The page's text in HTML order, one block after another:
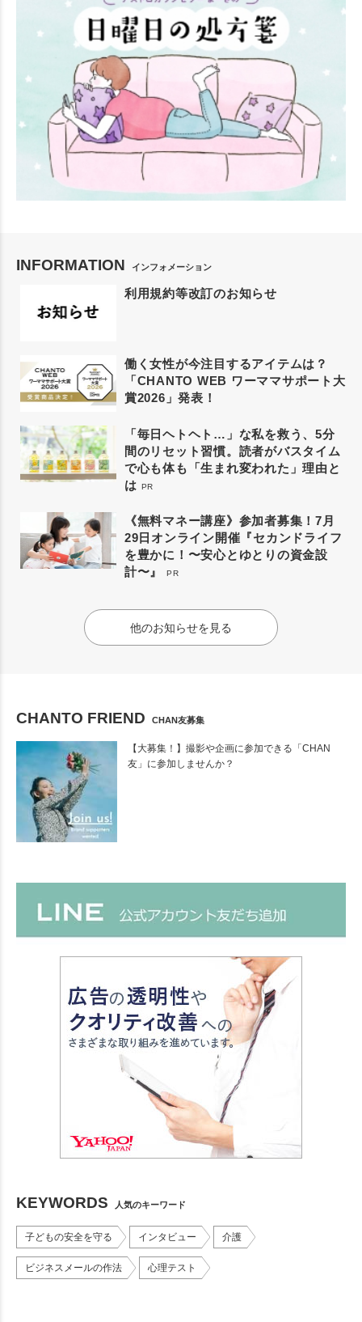
INFORMATION インフォメーション
利用規約等改訂のお知らせ
働く女性が今注目するアイテムは？
「CHANTO WEB ワーママサポート大
賞2026」発表！
「毎日ヘトヘト…」な私を救う、5分
間のリセット習慣。読者がバスタイム
で心も体も「生まれ変われた」理由と
は PR
《無料マネー講座》参加者募集！7月
29日オンライン開催『セカンドライフ
を豊かに！〜安心とゆとりの資金設
計〜』
PR
他のお知らせを見る
CHANTO FRIEND CHAN友募集
【大募集！】撮影や企画に参加できる「CHAN
友」に参加しませんか？
KEYWORDS 人気のキーワード
子どもの安全を守る インタビュー 介護
ビジネスメールの作法 心理テスト